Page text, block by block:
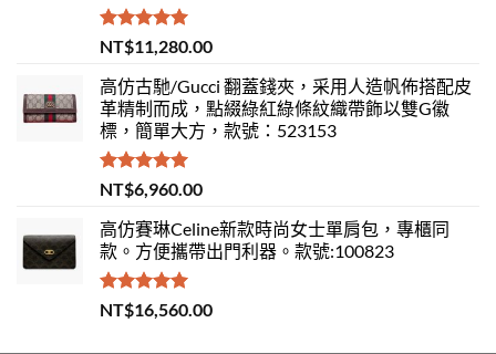
評分5.00
滿分 5
NT$11,280.00
高仿古馳/Gucci 翻蓋錢夾，采用人造帆佈搭配皮
革精制而成，點綴綠紅綠條紋織帶飾以雙G徽
標，簡單大方，款號：523153
評分 5.00
滿分 5
NT$6,960.00
高仿賽琳Celine新款時尚女士單肩包，專櫃同
款。方便攜帶出門利器。款號:100823
評分5.00
滿分 5
NT$16,560.00